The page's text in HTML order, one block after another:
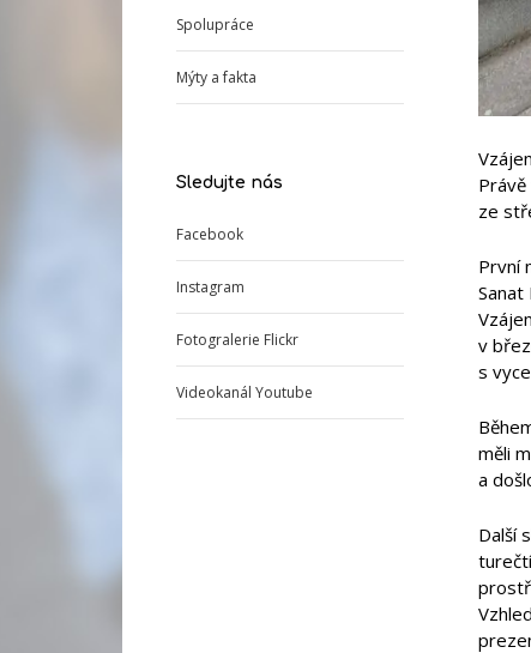
Spolupráce
Mýty a fakta
Sledujte nás
Facebook
Instagram
Fotogralerie Flickr
Videokanál Youtube
ze
První
v
s
měli
a
Další